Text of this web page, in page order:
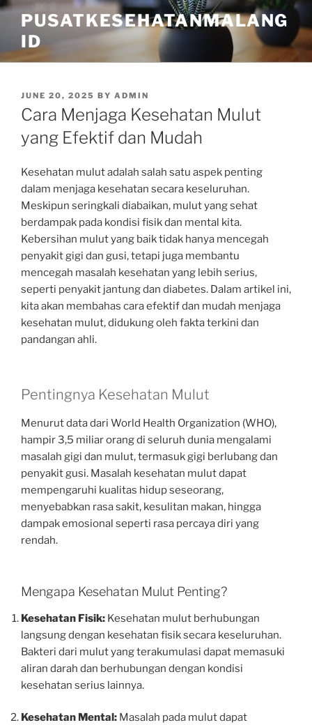
Skip
content
PUSATKESEHATANMALANG
ID
POSTED
ON
JUNE 20, 2025 BY ADMIN
Cara Menjaga Kesehatan Mulut
yang Efektif dan Mudah
Kesehatan mulut adalah salah satu aspek penting
dalam menjaga kesehatan secara keseluruhan.
Meskipun seringkali diabaikan, mulut yang sehat
berdampak pada kondisi fisik dan mental kita.
Kebersihan mulut yang baik tidak hanya mencegah
penyakit gigi dan gusi, tetapi juga membantu
mencegah masalah kesehatan yang lebih serius,
seperti penyakit jantung dan diabetes. Dalam artikel ini,
kita akan membahas cara efektif dan mudah menjaga
kesehatan mulut, didukung oleh fakta terkini dan
pandangan ahli.
Pentingnya Kesehatan Mulut
Menurut data dari World Health Organization (WHO),
hampir 3,5 miliar orang di seluruh dunia mengalami
masalah gigi dan mulut, termasuk gigi berlubang dan
penyakit gusi. Masalah kesehatan mulut dapat
mempengaruhi kualitas hidup seseorang,
menyebabkan rasa sakit, kesulitan makan, hingga
dampak emosional seperti rasa percaya diri yang
rendah.
Mengapa Kesehatan Mulut Penting?
Kesehatan Fisik: Kesehatan mulut berhubungan
langsung dengan kesehatan fisik secara keseluruhan.
Bakteri dari mulut yang terakumulasi dapat memasuki
aliran darah dan berhubungan dengan kondisi
kesehatan serius lainnya.
Kesehatan Mental: Masalah pada mulut dapat